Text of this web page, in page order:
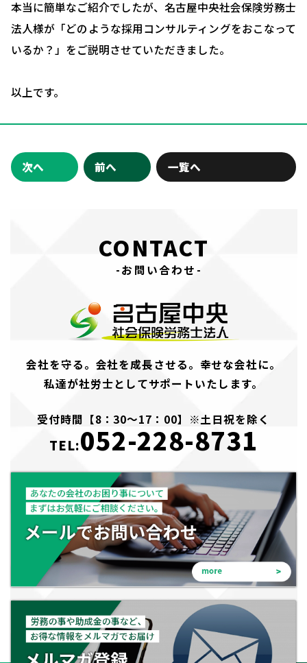
本当に簡単なご紹介でしたが、名古屋中央社会保険労務士
法人様が「どのような採用コンサルティングをおこなって
いるか？」をご説明させていただきました。
以上です。
次へ 前へ 一覧へ
CONTACT
-お問い合わせ-
会社を守る。会社を成長させる。幸せな会社に。
私達が社労士としてサポートいたします。
受付時間【8：30～17：00】※土日祝を除く
TEL:052-228-8731